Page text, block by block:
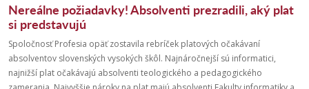
Nereálne požiadavky! Absolventi prezradili, aký plat
si predstavujú
Spoločnosť Profesia opäť zostavila rebríček platových očakávaní
absolventov slovenských vysokých škôl. Najnáročnejší sú informatici,
najnižší plat očakávajú absolventi teologického a pedagogického